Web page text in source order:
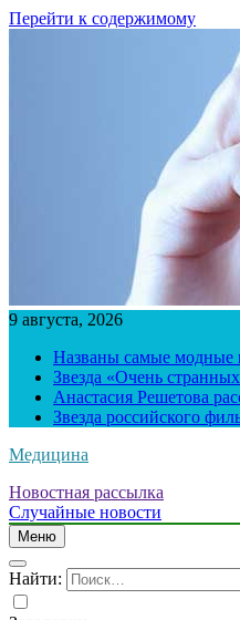
Перейти к содержимому
9 августа, 2026
Названы самые модные
Звезда «Очень
Анастасия Решетова
Звезда российского
Медицина
Новостная рассылка
Случайные новости
Меню
Найти: